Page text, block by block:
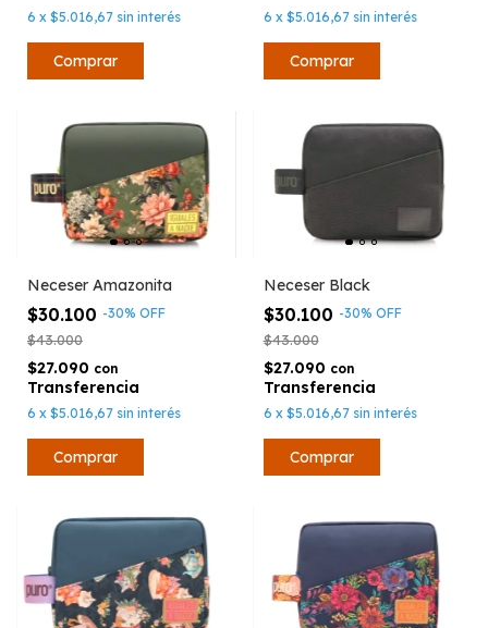
6 x $5.016,67 sin interés 6 x $5.016,67 sin interés
Neceser Amazonita
$30.100 -30% OFF
$43.000
$27.090 con
6 x $5.016,67 sin interés
Neceser Black
$30.100 -30% OFF
$43.000
$27.090 con
6 x $5.016,67 sin interés